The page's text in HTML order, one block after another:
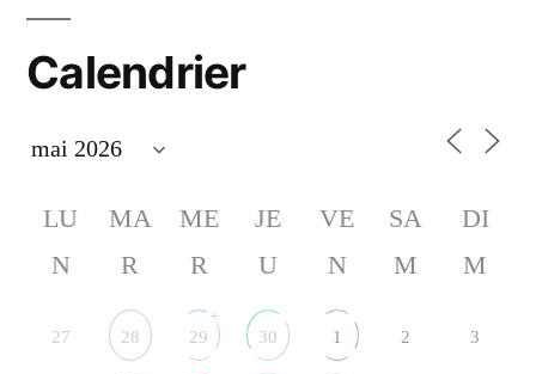
Calendrier
LU
N
MA
R
ME
R
JE
U
VE
N
SA
M
DI
M
27 28 29
+
30 1 2 3